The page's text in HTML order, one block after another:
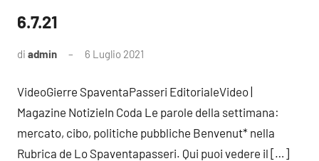
6.7.21
di admin 6 Luglio 2021
VideoGierre SpaventaPasseri EditorialeVideo |
Magazine NotizieIn Coda Le parole della settimana:
mercato, cibo, politiche pubbliche Benvenut* nella
Rubrica de Lo Spaventapasseri. Qui puoi vedere il […]